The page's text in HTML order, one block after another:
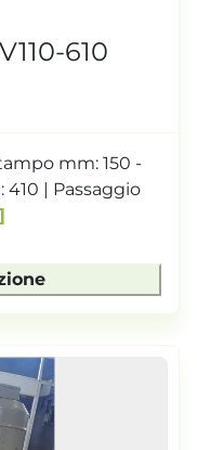
610
mm: 150 -
| Passaggio